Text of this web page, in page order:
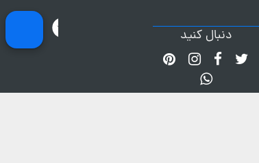
دنبال کنید